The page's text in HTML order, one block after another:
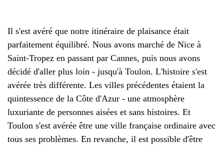
Il s'est avéré que notre itinéraire de plaisance était
parfaitement équilibré. Nous avons marché de Nice à
Saint-Tropez en passant par Cannes, puis nous avons
décidé d'aller plus loin - jusqu'à Toulon. L'histoire s'est
avérée très différente. Les villes précédentes étaient la
quintessence de la Côte d'Azur - une atmosphère
luxuriante de personnes aisées et sans histoires. Et
Toulon s'est avérée être une ville française ordinaire avec
tous ses problèmes. En revanche, il est possible d'être